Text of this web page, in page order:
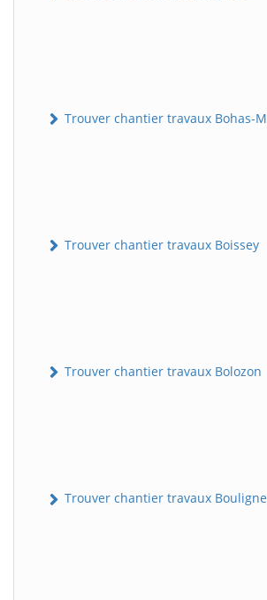
Trouver chantier travaux Bohas-
Trouver chantier travaux Boissey
Trouver chantier travaux Bolozon
Trouver chantier travaux